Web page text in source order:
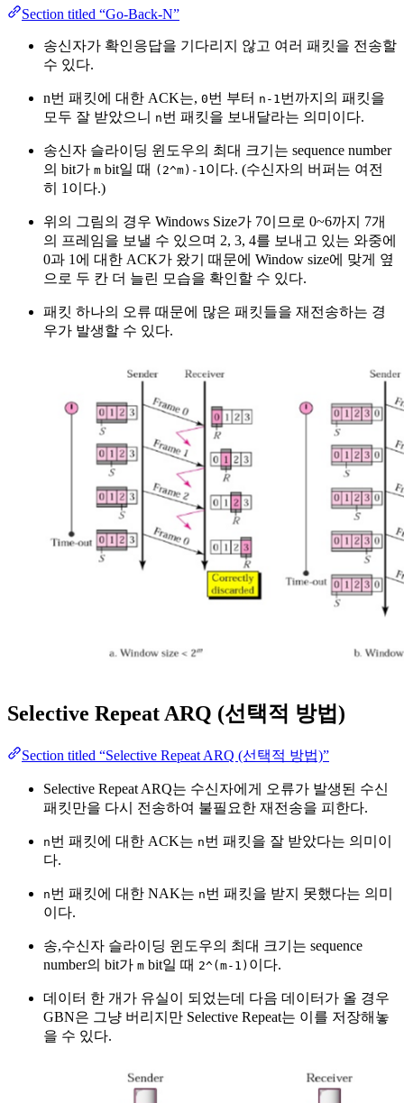
Section titled “Go-Back-N”
송신자가 확인응답을 기다리지 않고 여러 패킷을 전송할
수 있다.
n번 패킷에 대한 ACK는, 0번 부터 n-1번까지의 패킷을
모두 잘 받았으니
n번 패킷을 보내달라는 의미이다.
송신자 슬라이딩 윈도우의 최대 크기는 sequence number
의 bit가 m bit일 때 (2^m)-1이다. (수신자의 버퍼는 여전
히 1이다.)
위의 그림의 경우 Windows Size가 7이므로 0~6까지 7개
의 프레임을 보낼 수 있으며 2, 3, 4를 보내고 있는 와중에
0과 1에 대한 ACK가 왔기 때문에 Window size에 맞게 옆
으로 두 칸 더 늘린 모습을 확인할 수 있다.
패킷 하나의 오류 때문에 많은 패킷들을 재전송하는 경
우가 발생할 수 있다.
Selective Repeat ARQ (선택적 방법)
Section titled “Selective Repeat ARQ (선택적 방법)”
Selective Repeat ARQ는 수신자에게 오류가 발생된 수신
패킷만을 다시 전송하여 불필요한 재전송을 피한다.
n번 패킷에 대한 ACK는 n번 패킷을 잘 받았다는 의미이
다.
n번 패킷에 대한 NAK는 n번 패킷을 받지 못했다는 의미
이다.
송,수신자 슬라이딩 윈도우의 최대 크기는 sequence
number의 bit가 m bit일 때 2^(m-1) 이다.
데이터 한 개가 유실이 되었는데 다음 데이터가 올 경우
GBN은 그냥 버리지만 Selective Repeat는 이를 저장해놓
을 수 있다.